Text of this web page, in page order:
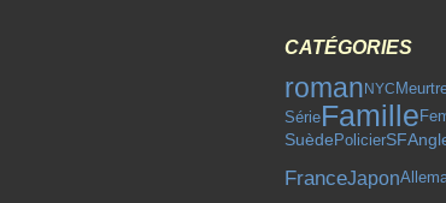
CATÉGORIES
romanNYC
SérieFamille
SuèdePolicierSF
FranceJapon